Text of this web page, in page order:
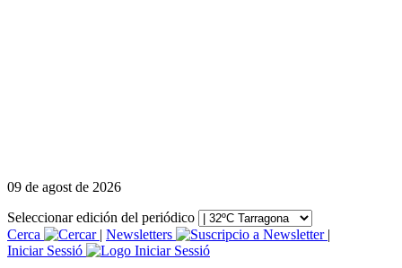
09 de agost de 2026
Seleccionar edición del periódico
Cerca
| Newsletters
|
Iniciar Sessió